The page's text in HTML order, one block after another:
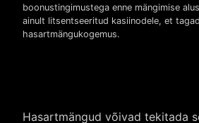
boonustingimustega enne mängimise
ainult litsentseeritud kasiinodele, et
hasartmängukogemus.
Hasartmängud võivad tekitada